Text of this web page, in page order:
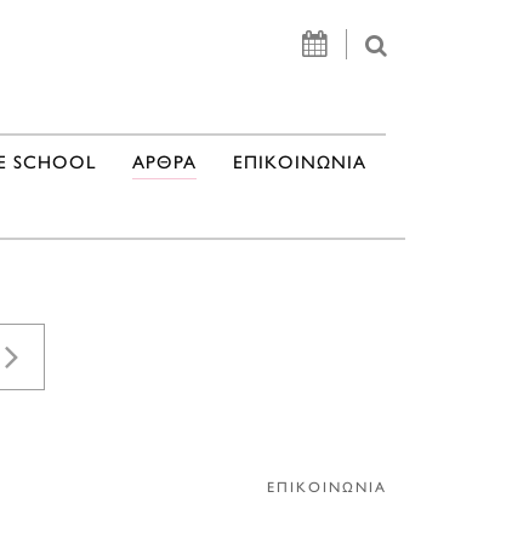
SCHOOL ΑΡΘΡΑ ΕΠΙΚΟΙΝΩΝΙΑ
ΕΠΙΚΟΙΝΩΝΙΑ